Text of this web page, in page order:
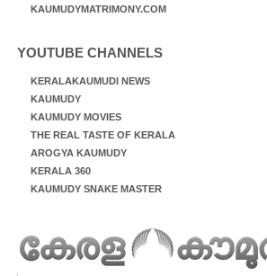
KAUMUDYMATRIMONY.COM
YOUTUBE CHANNELS
KERALAKAUMUDI NEWS
KAUMUDY
KAUMUDY MOVIES
THE REAL TASTE OF KERALA
AROGYA KAUMUDY
KERALA 360
KAUMUDY SNAKE MASTER